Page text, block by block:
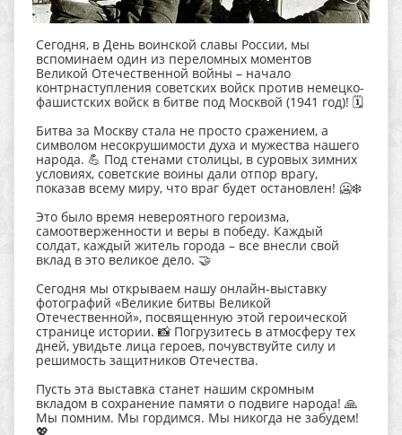
Сегодня, в День воинской славы России, мы
вспоминаем один из переломных моментов
Великой Отечественной войны – начало
контрнаступления советских войск против немецко-
фашистских войск в битве под Москвой (1941 год)! 🗓️
Битва за Москву стала не просто сражением, а
символом несокрушимости духа и мужества нашего
народа. 💪 Под стенами столицы, в суровых зимних
условиях, советские воины дали отпор врагу,
показав всему миру, что враг будет остановлен! 🥶❄️
Это было время невероятного героизма,
самоотверженности и веры в победу. Каждый
солдат, каждый житель города – все внесли свой
вклад в это великое дело. 🤝
Сегодня мы открываем нашу онлайн-выставку
фотографий «Великие битвы Великой
Отечественной», посвященную этой героической
странице истории. 📸 Погрузитесь в атмосферу тех
дней, увидьте лица героев, почувствуйте силу и
решимость защитников Отечества.
Пусть эта выставка станет нашим скромным
вкладом в сохранение памяти о подвиге народа! 🙏
Мы помним. Мы гордимся. Мы никогда не забудем!